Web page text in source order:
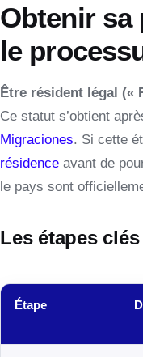
Obtenir sa
le
Être résident légal («
Ce statut s’obtient
Migraciones. Si cette
résidence avant de
le pays sont
Les étapes
Étape